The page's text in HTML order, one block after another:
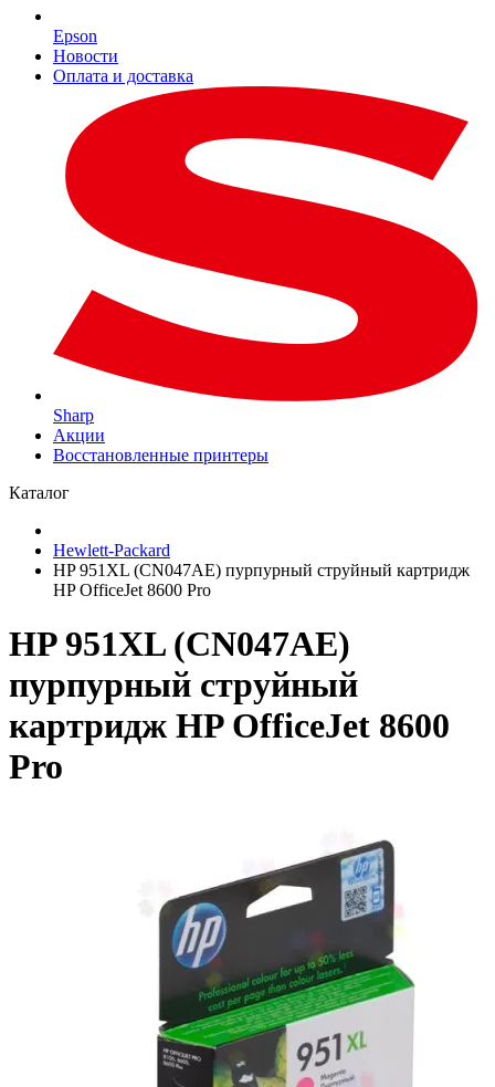
Epson
Новости
Оплата и доставка
Sharp
Акции
Восстановленные принтеры
Каталог
Hewlett-Packard
HP 951XL (CN047AE) пурпурный струйный картридж
HP OfficeJet 8600 Pro
HP 951XL (CN047AE)
пурпурный струйный
картридж HP OfficeJet 8600
Pro